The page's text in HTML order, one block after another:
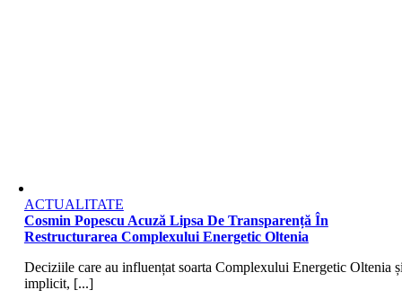
ACTUALITATE
Cosmin Popescu Acuză Lipsa De Transparență În
Restructurarea Complexului Energetic Oltenia
Deciziile care au influențat soarta Complexului Energetic Oltenia
implicit, [...]